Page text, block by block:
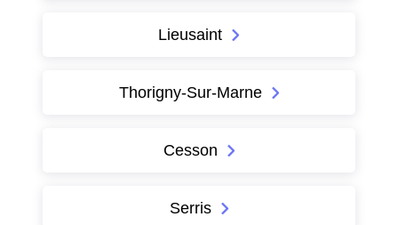
Lieusaint
Thorigny-Sur-Marne
Cesson
Serris